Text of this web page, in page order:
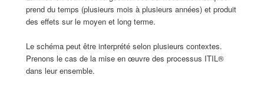
prend du temps (plusieurs mois à plusieurs années) et produit
des effets sur le moyen et long terme.
Le schéma peut être interprété selon plusieurs contextes.
Prenons le cas de la mise en œuvre des processus ITIL®
dans leur ensemble.